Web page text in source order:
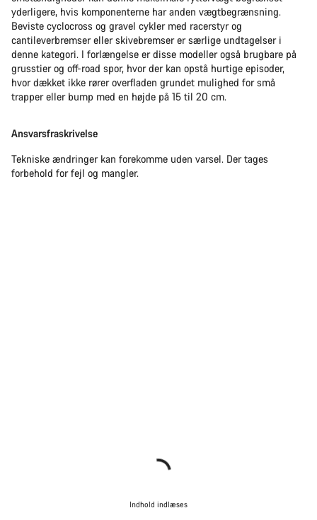
yderligere, hvis komponenterne har anden vægtbegrænsning.
Beviste cyclocross og gravel cykler med racerstyr og
cantileverbremser eller skivebremser er særlige undtagelser i
denne kategori. I forlængelse er disse modeller også brugbare på
grusstier og off-road spor, hvor der kan opstå hurtige episoder,
hvor dækket ikke rører overfladen grundet mulighed for små
trapper eller bump med en højde på 15 til 20 cm.
Ansvarsfraskrivelse
Tekniske ændringer kan forekomme uden varsel. Der tages
forbehold for fejl og mangler.
Indhold indlæses